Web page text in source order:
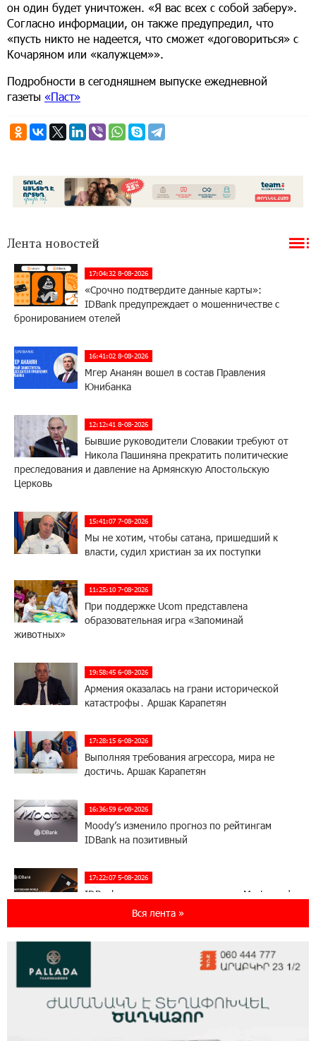
он один будет уничтожен. «Я вас всех с собой заберу».
Согласно информации, он также предупредил, что
«пусть никто не надеется, что сможет «договориться» с
Кочаряном или «калужцем»».
Подробности в сегодняшнем выпуске ежедневной
газеты «Паст»
Лента новостей
17:04:32 8-08-2026
«Срочно подтвердите данные карты»:
IDBank предупреждает о мошенничестве с
бронированием отелей
16:41:02 8-08-2026
Мгер Ананян вошел в состав Правления
Юнибанка
12:12:41 8-08-2026
Бывшие руководители Словакии требуют от
Никола Пашиняна прекратить политические
преследования и давление на Армянскую Апостольскую
Церковь
15:41:07 7-08-2026
Мы не хотим, чтобы сатана, пришедший к
власти, судил христиан за их поступки
11:25:10 7-08-2026
При поддержке Ucom представлена
образовательная игра «Запоминай
животных»
19:58:45 6-08-2026
Армения оказалась на грани исторической
катастрофы․ Аршак Карапетян
17:28:15 6-08-2026
Выполняя требования агрессора, мира не
достичь. Аршак Карапетян
16:36:59 6-08-2026
Moody’s изменило прогноз по рейтингам
IDBank на позитивный
17:22:07 5-08-2026
IDBank представляет новую карту Mastercard
World с преимуществами для путешествий и
мониторинг дикой природы в Гнишике с
помощью солнечной энергии
Вся лента »